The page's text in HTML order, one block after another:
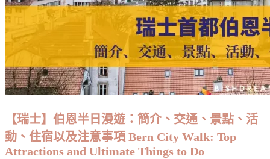
行
程：
介、
交
通、
景
點、
活
動、
住
【瑞士】伯恩半日漫遊：簡介、交通、景點、活
動、住宿以及注意事項 Bern City Walk: Top
Attractions and Ultimate Things to Do